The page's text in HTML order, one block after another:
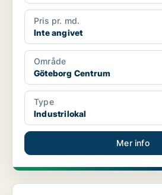
Pris pr. md.
Inte angivet
Område
Göteborg Centrum
Type
Industrilokal
Mer info
Lager i Göteborg Centrum